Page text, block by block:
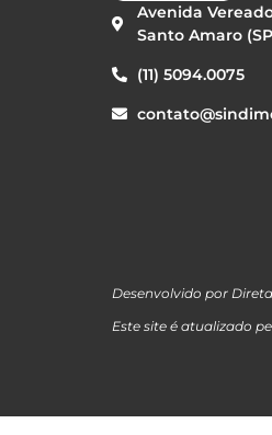
Avenida
Santo Amaro
(11) 5094.0075
Desenvolvido por
Este site é atualizado